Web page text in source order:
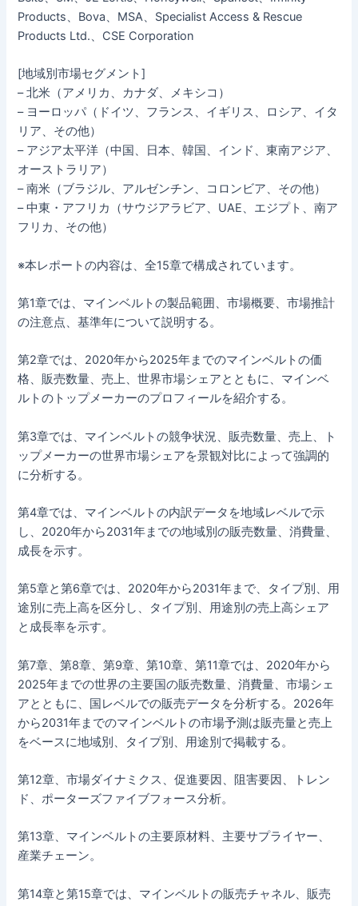
Products、Bova、MSA、Specialist Access & Rescue
Products Ltd.、CSE Corporation
[地域別市場セグメント]
– 北米（アメリカ、カナダ、メキシコ）
– ヨーロッパ（ドイツ、フランス、イギリス、ロシア、イタ
リア、その他）
– アジア太平洋（中国、日本、韓国、インド、東南アジア、
オーストラリア）
– 南米（ブラジル、アルゼンチン、コロンビア、その他）
– 中東・アフリカ（サウジアラビア、UAE、エジプト、南ア
フリカ、その他）
※本レポートの内容は、全15章で構成されています。
第1章では、マインベルトの製品範囲、市場概要、市場推計
の注意点、基準年について説明する。
第2章では、2020年から2025年までのマインベルトの価
格、販売数量、売上、世界市場シェアとともに、マインベ
ルトのトップメーカーのプロフィールを紹介する。
第3章では、マインベルトの競争状況、販売数量、売上、ト
ップメーカーの世界市場シェアを景観対比によって強調的
に分析する。
第4章では、マインベルトの内訳データを地域レベルで示
し、2020年から2031年までの地域別の販売数量、消費量、
成長を示す。
第5章と第6章では、2020年から2031年まで、タイプ別、用
途別に売上高を区分し、タイプ別、用途別の売上高シェア
と成長率を示す。
第7章、第8章、第9章、第10章、第11章では、2020年から
2025年までの世界の主要国の販売数量、消費量、市場シェ
アとともに、国レベルでの販売データを分析する。2026年
から2031年までのマインベルトの市場予測は販売量と売上
をベースに地域別、タイプ別、用途別で掲載する。
第12章、市場ダイナミクス、促進要因、阻害要因、トレン
ド、ポーターズファイブフォース分析。
第13章、マインベルトの主要原材料、主要サプライヤー、
産業チェーン。
第14章と第15章では、マインベルトの販売チャネル、販売